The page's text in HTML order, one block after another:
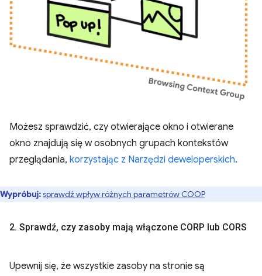
Możesz sprawdzić, czy otwierające okno i otwierane
okno znajdują się w osobnych grupach kontekstów
przeglądania, korzystając z Narzędzi deweloperskich.
Wypróbuj:sprawdź wpływ różnych parametrów COOP
2. Sprawdź, czy zasoby mają włączone CORP lub CORS
Upewnij się, że wszystkie zasoby na stronie są